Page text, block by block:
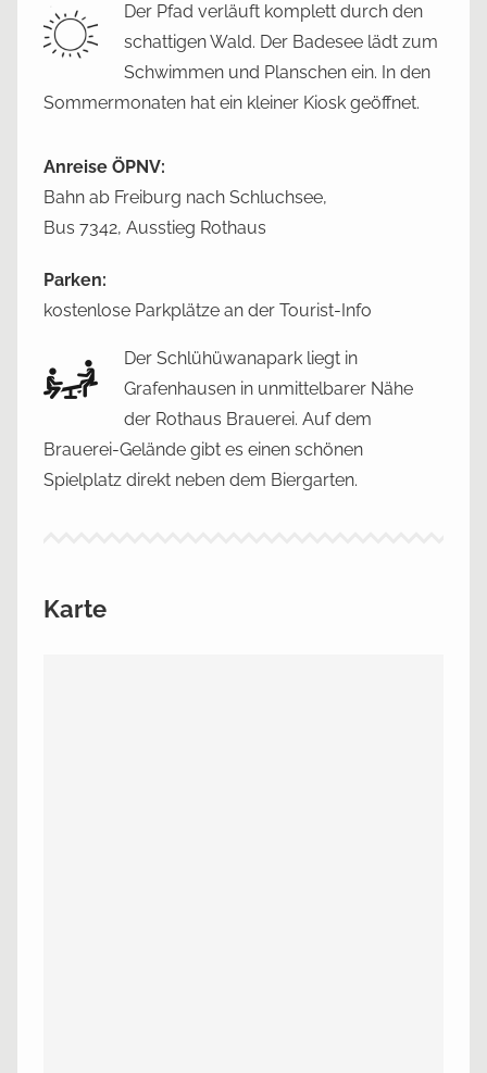
Der Pfad verläuft komplett durch den
schattigen Wald. Der Badesee lädt zum
Schwimmen und Planschen ein. In den
Sommermonaten hat ein kleiner Kiosk geöffnet.
Anreise ÖPNV:
Bahn ab Freiburg nach Schluchsee,
Bus 7342, Ausstieg Rothaus
Parken:
kostenlose Parkplätze an der Tourist-Info
Der Schlühüwanapark liegt in
Grafenhausen in unmittelbarer Nähe
der Rothaus Brauerei. Auf dem
Brauerei-Gelände gibt es einen schönen
Spielplatz direkt neben dem Biergarten.
Karte